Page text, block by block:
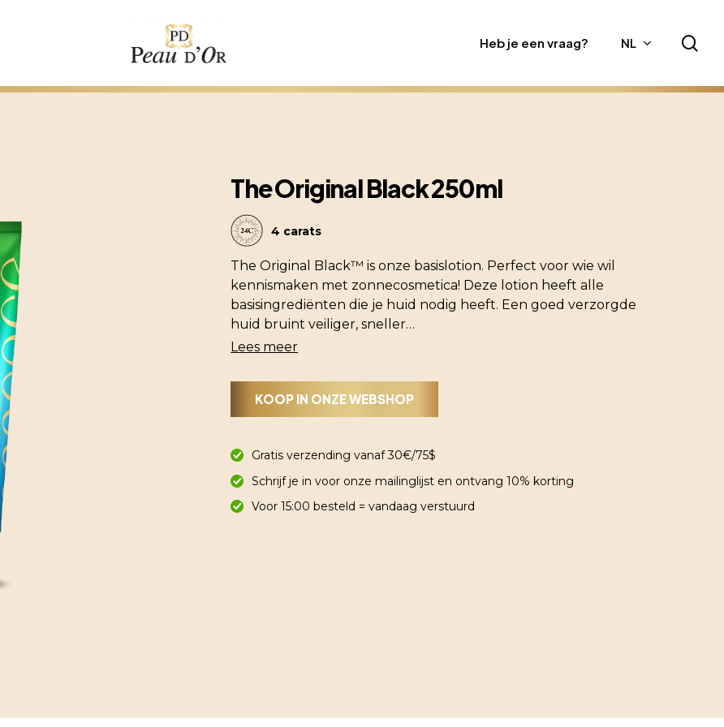
Heb je een vraag? NL
The Original Black 250ml
4 carats
The Original Black™ is onze basislotion. Perfect voor wie wil
kennismaken met zonnecosmetica! Deze lotion heeft alle
basisingrediënten die je huid nodig heeft. Een goed verzorgde
huid bruint veiliger, sneller…
Lees meer
KOOP IN ONZE WEBSHOP
Gratis verzending vanaf 30€/75$
Schrijf je in voor onze mailinglijst en ontvang 10% korting
Voor 15:00 besteld = vandaag verstuurd